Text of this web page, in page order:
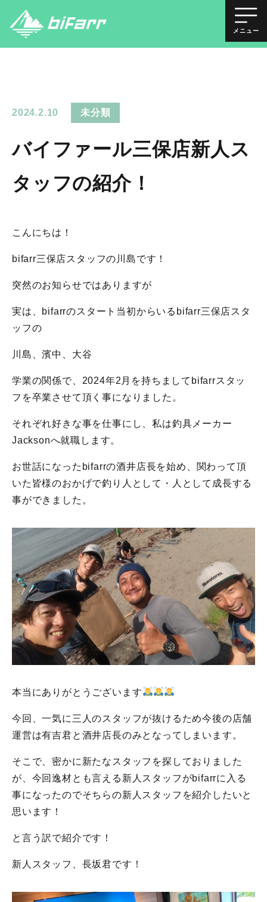
メニュー
2024.2.10 未分類
バイファール三保店新人ス
タッフの紹介！
こんにちは！
bifarr三保店スタッフの川島です！
突然のお知らせではありますが
実は、bifarrのスタート当初からいるbifarr三保店スタ
ッフの
川島、濱中、大谷
学業の関係で、2024年2月を持ちましてbifarrスタッ
フを卒業させて頂く事になりました。
それぞれ好きな事を仕事にし、私は釣具メーカー
Jacksonへ就職します。
お世話になったbifarrの酒井店長を始め、関わって頂
いた皆様のおかげで釣り人として・人として成長する
事ができました。
本当にありがとうございます
今回、一気に三人のスタッフが抜けるため今後の店舗
運営は有吉君と酒井店長のみとなってしまいます。
そこで、密かに新たなスタッフを探しておりました
が、今回逸材とも言える新人スタッフがbifarrに入る
事になったのでそちらの新人スタッフを紹介したいと
思います！
と言う訳で紹介です！
新人スタッフ、長坂君です！